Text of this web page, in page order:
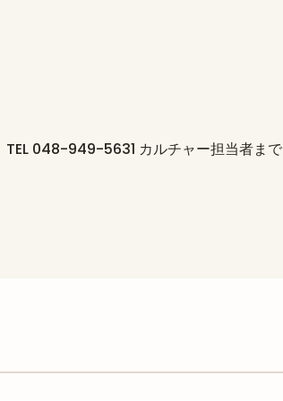
048-949-5631 カルチャー担当者まで